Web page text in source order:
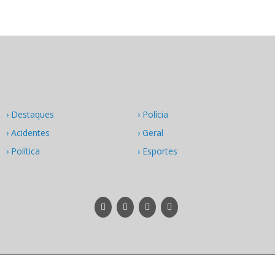
› Destaques
› Acidentes
› Política
› Polícia
› Geral
› Esportes